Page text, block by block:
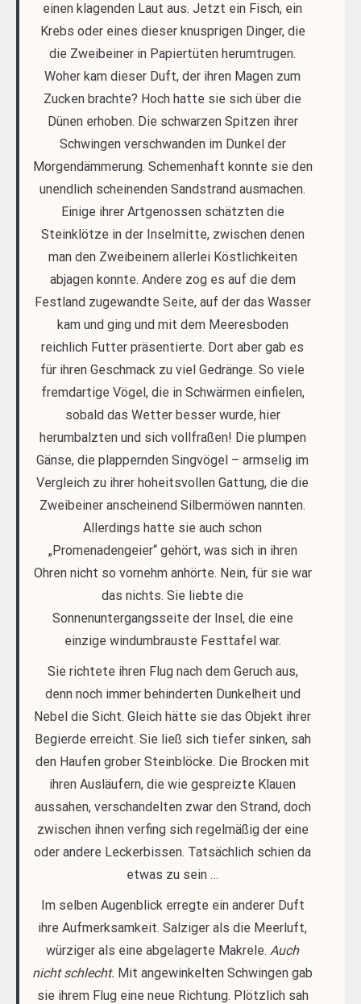
einen klagenden Laut aus. Jetzt ein Fisch, ein
Krebs oder eines dieser knusprigen Dinger, die
die Zweibeiner in Papiertüten herumtrugen.
Woher kam dieser Duft, der ihren Magen zum
Zucken brachte? Hoch hatte sie sich über die
Dünen erhoben. Die schwarzen Spitzen ihrer
Schwingen verschwanden im Dunkel der
Morgendämmerung. Schemenhaft konnte sie den
unendlich scheinenden Sandstrand ausmachen.
Einige ihrer Artgenossen schätzten die
Steinklötze in der Inselmitte, zwischen denen
man den Zweibeinern allerlei Köstlichkeiten
abjagen konnte. Andere zog es auf die dem
Festland zugewandte Seite, auf der das Wasser
kam und ging und mit dem Meeresboden
reichlich Futter präsentierte. Dort aber gab es
für ihren Geschmack zu viel Gedränge. So viele
fremdartige Vögel, die in Schwärmen einfielen,
sobald das Wetter besser wurde, hier
herumbalzten und sich vollfraßen! Die plumpen
Gänse, die plappernden Singvögel – armselig im
Vergleich zu ihrer hoheitsvollen Gattung, die die
Zweibeiner anscheinend Silbermöwen nannten.
Allerdings hatte sie auch schon
„Promenadengeier“ gehört, was sich in ihren
Ohren nicht so vornehm anhörte. Nein, für sie war
das nichts. Sie liebte die
Sonnenuntergangsseite der Insel, die eine
einzige windumbrauste Festtafel war.
Sie richtete ihren Flug nach dem Geruch aus,
denn noch immer behinderten Dunkelheit und
Nebel die Sicht. Gleich hätte sie das Objekt ihrer
Begierde erreicht. Sie ließ sich tiefer sinken, sah
den Haufen grober Steinblöcke. Die Brocken mit
ihren Ausläufern, die wie gespreizte Klauen
aussahen, verschandelten zwar den Strand, doch
zwischen ihnen verfing sich regelmäßig der eine
oder andere Leckerbissen. Tatsächlich schien da
etwas zu sein …
Im selben Augenblick erregte ein anderer Duft
ihre Aufmerksamkeit. Salziger als die Meerluft,
würziger als eine abgelagerte Makrele. Auch
nicht schlecht. Mit angewinkelten Schwingen gab
sie ihrem Flug eine neue Richtung. Plötzlich sah